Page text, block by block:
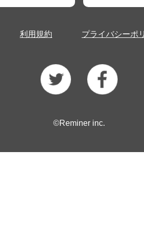
利用規約 プライバシーポ
©Reminer inc.